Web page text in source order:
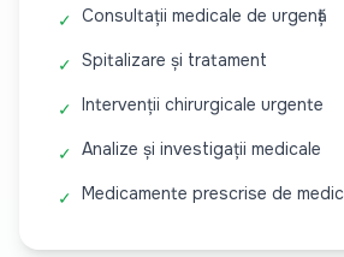
✓ Consultații medicale de urgență
✓ Spitalizare și tratament
✓ Intervenții chirurgicale urgente
✓ Analize și investigații medicale
✓ Medicamente prescrise de medic